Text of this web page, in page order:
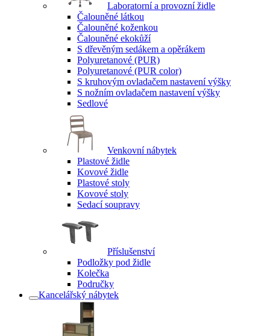
Laboratorní a provozní židle
Čalouněné látkou
Čalouněné koženkou
Čalouněné ekokůží
S dřevěným sedákem a opěrákem
Polyuretanové (PUR)
Polyuretanové (PUR color)
S kruhovým ovladačem nastavení výšky
S nožním ovladačem nastavení výšky
Sedlové
Venkovní nábytek
Plastové židle
Kovové židle
Plastové stoly
Kovové stoly
Sedací soupravy
Příslušenství
Podložky pod židle
Kolečka
Područky
Kancelářský nábytek